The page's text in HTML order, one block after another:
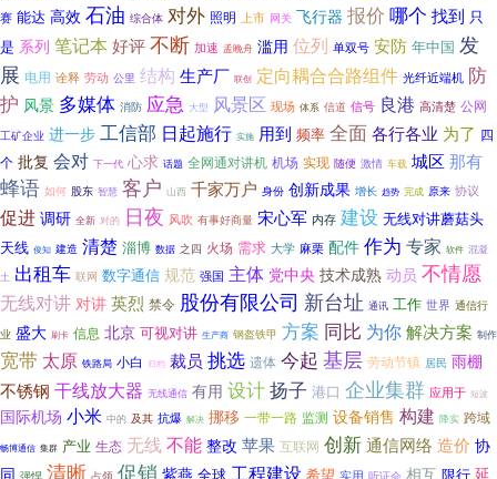
赛 能达 高效 石油 综合体 对外 照明 上市 网关 飞行器 报价 哪个 找到 只
是 系列 笔记本 好评不断 加速 孟晚舟 滥用 位列 单双号 安防 年中国 发
展 电用 诠释 劳动 公里 结构 生产厂 联创 定向耦合合路组件 光纤近端机 防
护 风景 多媒体 消防 应急 大型 风景区 现场 体系 信道 信号 良港 高清楚 公网
工矿企业 进一步 工信部 日起施行 实施 用到 频率 全面各行各业 为了 四
个 批复 会对 下一代 心求 话题 全网通对讲机 机场 实现 随便 激情 车载 城区 那有
蜂语 如何 股东 智慧 客户 山西 千家万户 身份 创新成果 增长 趋势 完成 原来 协议
促进 调研 全新 对的 日夜 风吹 有事好商量 宋心军 内存 建设 无线对讲蘑菇头
天线 俊知 建造 清楚 淄博 数据 之四 火场 需求 大学 麻栗 配件 作为 专家 软件 混凝
土 出租车 联网 数字通信 规范 强国 主体 党中央 技术成熟 动员 不情愿
无线对讲 对讲 英烈 禁令 股份有限公司 新台址 通讯 工作 世界 通信行
业 盛大 刷卡 信息 北京 可视对讲 生产商 钢盔铁甲 方案 同比 为你解决方案 制作
宽带 太原 铁路局 小白 归档 裁员 挑选 遗体 今起 基层 劳动节镇 居民 雨棚
不锈钢 干线放大器 无线通信 有用 设计扬子 港口 企业集群 应用于 短波
国际机场 小米 中的 及其 抗爆 解决 挪移 一带一路 监测 设备销售 构建 降实 跨域
畅博通信 集群 产业 生态 无线 不能 整改 苹果 互联网 创新通信网络 造价 协
同 强悍 清晰 占领 促销 紫燕 全球 工程建设 希望 实用 听证会 相互 限行 延